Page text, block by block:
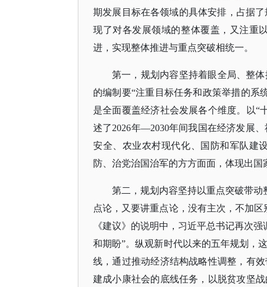
期发展目标在各领域的具体安排，占据
现了对各发展领域的整体覆盖，又注重
进，实现整体推进与重点突破相统一。
第一，规划内容坚持着眼全局、整
的编制要“注重目标任务和政策举措的系
是全面覆盖经济社会发展各个维度。以“
述了2026年—2030年间我国在经济发展
安全、农业农村现代化、国防和军队建
防、治党治国治军的方方面面，体现出国
第二，规划内容坚持以重点突破带动
点论，又要讲重点论，没有主次，不加
《建议》的说明中，习近平总书记再次
和期盼”。纵观新时代以来的五年规划，
线，通过推动经济结构战略性调整，有
建成小康社会的底线任务，以脱贫攻坚